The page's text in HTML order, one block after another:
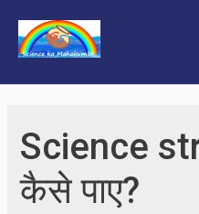
content
Science
कैसे पाए?